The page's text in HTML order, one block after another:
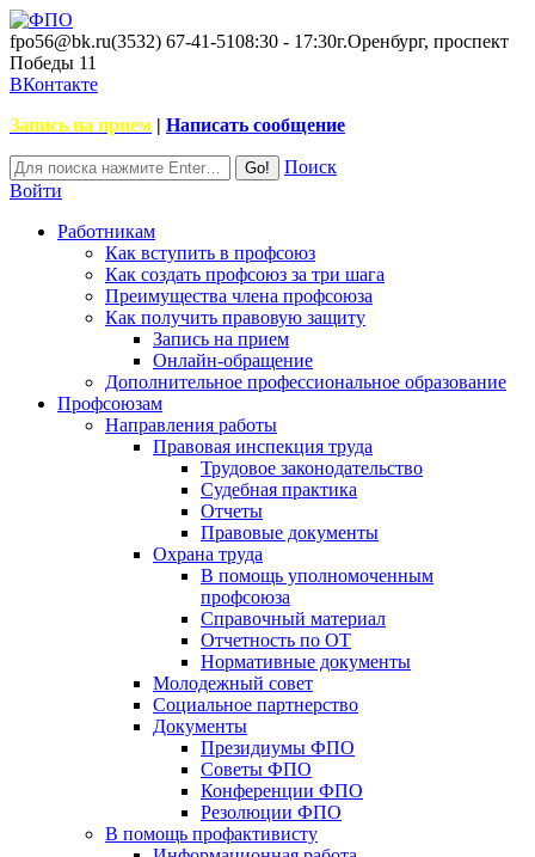
fpo56@bk.ru(3532) 67-41-5108:30 - 17:30г.Оренбург, проспект
Победы 11
ВКонтакте
Запись на прием | Написать сообщение
Поиск
Войти
Работникам
Как вступить в профсоюз
Как создать профсоюз за три шага
Преимущества члена профсоюза
Как получить правовую защиту
Запись на прием
Онлайн-обращение
Дополнительное профессиональное образование
Профсоюзам
Направления работы
Правовая инспекция труда
Трудовое законодательство
Судебная практика
Отчеты
Правовые документы
Охрана труда
В помощь уполномоченным
профсоюза
Справочный материал
Отчетность по ОТ
Нормативные документы
Молодежный совет
Социальное партнерство
Документы
Президиумы ФПО
Советы ФПО
Конференции ФПО
Резолюции ФПО
В помощь профактивисту